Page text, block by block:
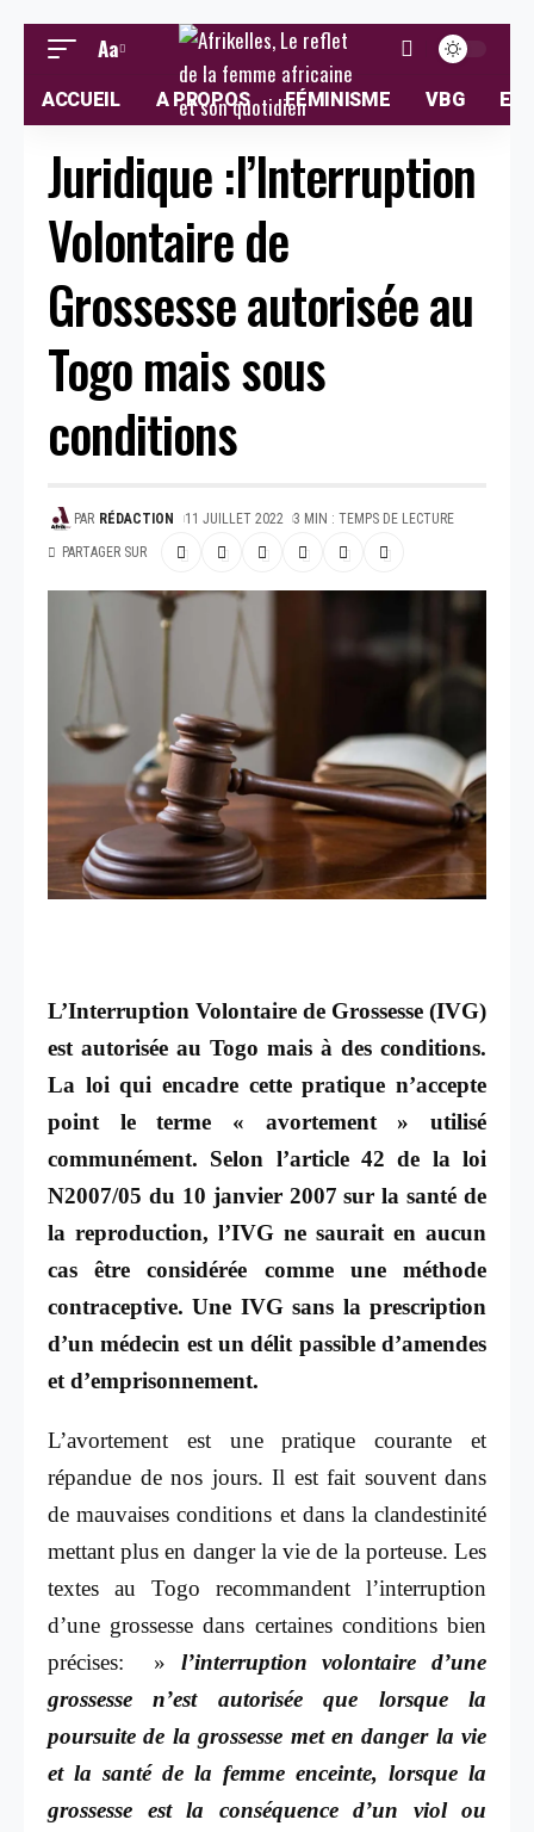
Aa
ACCUEIL A PROPOS FÉMINISME VBG
Juridique :l’Interruption
Volontaire de
Grossesse autorisée au
Togo mais sous
conditions
PAR RÉDACTION 11 JUILLET 2022 3 MIN : TEMPS DE LECTURE
PARTAGER SUR
L’Interruption Volontaire de Grossesse (IVG)
est autorisée au Togo mais à des conditions.
La loi qui encadre cette pratique n’accepte
point le terme « avortement » utilisé
communément. Selon l’article 42 de la loi
N2007/05 du 10 janvier 2007 sur la santé de
la reproduction, l’IVG ne saurait en aucun
cas être considérée comme une méthode
contraceptive. Une IVG sans la prescription
d’un médecin est un délit passible d’amendes
et d’emprisonnement.
L’avortement est une pratique courante et
répandue de nos jours. Il est fait souvent dans
de mauvaises conditions et dans la clandestinité
mettant plus en danger la vie de la porteuse. Les
textes au Togo recommandent l’interruption
d’une grossesse dans certaines conditions bien
précises: » l’interruption volontaire d’une
grossesse n’est autorisée que lorsque la
poursuite de la grossesse met en danger la vie
et la santé de la femme enceinte, lorsque la
grossesse est la conséquence d’un viol ou